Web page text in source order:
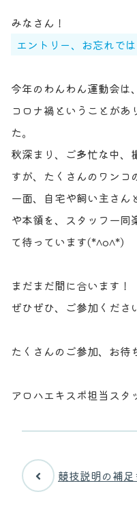
お問い合わせ
みなさん！
エントリー、お忘れで
今年のわんわん運動会は、
コロナ禍ということがあ
た。
秋深まり、ご多忙な中、
すが、たくさんのワンコ
一面、自宅や飼い主さん
や本領を、スタッフ一同
て待っています(*^o^*)
まだまだ間に合います！
ぜひぜひ、ご参加くださ
たくさんのご参加、お待
アロハエキスポ担当スタ
競技説明の補足